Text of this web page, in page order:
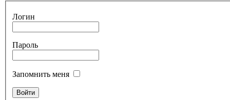
Логин
Пароль
Запомнить меня